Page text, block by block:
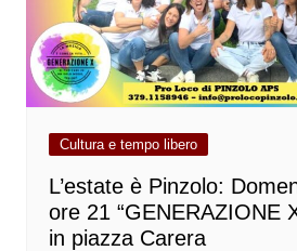
Cultura e tempo libero
L’estate è Pinzolo:
ore 21 “GENERAZIONE
in piazza Carera